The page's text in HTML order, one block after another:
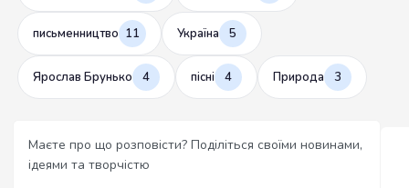
письменництво 11 Україна 5
Ярослав Брунько 4 пісні 4 Природа 3
Маєте про що розповісти? Поділіться своїми новинами,
ідеями та творчістю